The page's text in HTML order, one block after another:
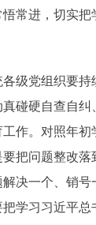
常进，切实
党组织要持
碰硬自查自
作。对照年
把问题整改
决一个、销
学习习近平